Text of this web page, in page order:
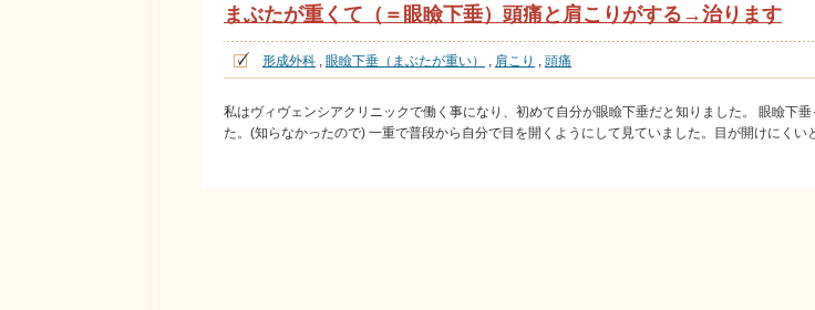
まぶたが重くて（＝眼瞼下垂）頭痛と肩こりがする→治ります
形成外科 , 眼瞼下垂（まぶたが重い） , 肩こり , 頭痛
私はヴィヴェンシアクリニックで働く事になり、初めて自分が眼瞼下垂だと知りました。 眼瞼下垂
た。(知らなかったので) 一重で普段から自分で目を開くようにして見ていました。目が開けにくい